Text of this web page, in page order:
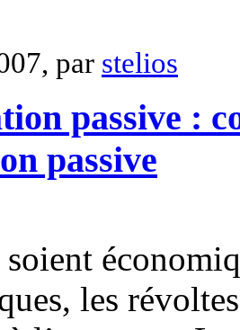
par stelios
passive :
passive
soient
les